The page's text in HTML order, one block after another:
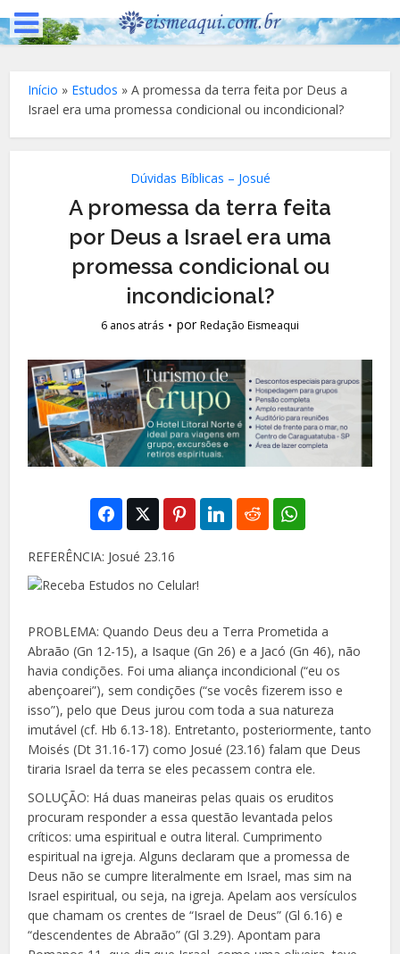
Início » Estudos »A promessa da terra feita por Deus a
Israel era uma promessa condicional ou incondicional?
Dúvidas Bíblicas – Josué
A promessa da terra feita
por Deus a Israel era uma
promessa condicional ou
incondicional?
6 anos atrás porRedação Eismeaqui
REFERÊNCIA: Josué 23.16
PROBLEMA: Quando Deus deu a Terra Prometida a
Abraão (Gn 12-15), a Isaque (Gn 26) e a Jacó (Gn 46), não
havia condições. Foi uma aliança incondicional (“eu os
abençoarei”), sem condições (“se vocês fizerem isso e
isso”), pelo que Deus jurou com toda a sua natureza
imutável (cf. Hb 6.13-18). Entretanto, posteriormente, tanto
Moisés (Dt 31.16-17) como Josué (23.16) falam que Deus
tiraria Israel da terra se eles pecassem contra ele.
SOLUÇÃO: Há duas maneiras pelas quais os eruditos
procuram responder a essa questão levantada pelos
críticos: uma espiritual e outra literal. Cumprimento
espiritual na igreja. Alguns declaram que a promessa de
Deus não se cumpre literalmente em Israel, mas sim na
Israel espiritual, ou seja, na igreja. Apelam aos versículos
que chamam os crentes de “Israel de Deus” (Gl 6.16) e
“descendentes de Abraão” (Gl 3.29). Apontam para